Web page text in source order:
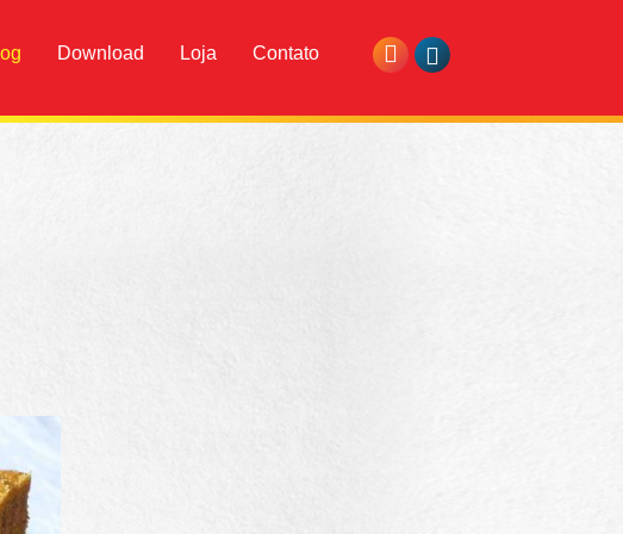
Download Loja Contato